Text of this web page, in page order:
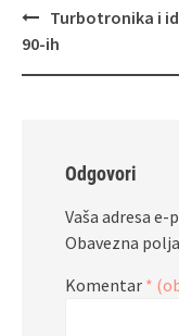
Navigacija
objava
Turbotronika i
90‑ih
Odgovori
Vaša adresa
Obavezna
Komentar *